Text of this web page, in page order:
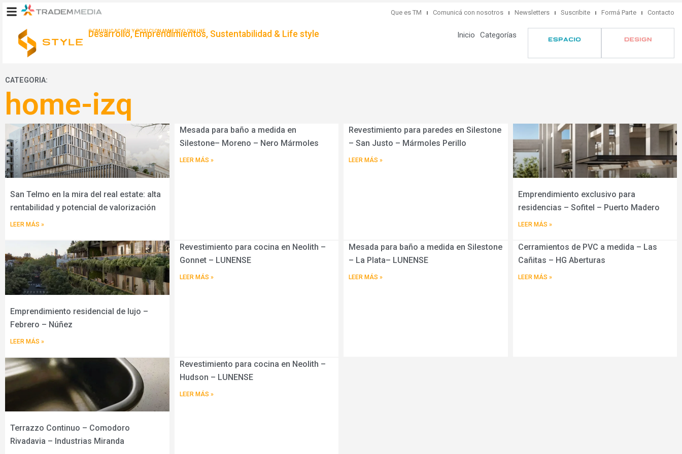
contenido
Que es TM Comunicá con nosotros Newsletters Suscribite Formá Parte Contacto
COMUNICACIÓN Y POSICIONAMIENTO ONLINE
Desarrollo, Emprendimientos, Sustentabilidad & Life style Inicio Categorías
CATEGORIA:
home-izq
San Telmo en la mira del real estate: alta
rentabilidad y potencial de valorización
LEER MÁS »
Mesada para baño a medida en
Silestone– Moreno – Nero Mármoles
LEER MÁS »
Revestimiento para paredes en Silestone
– San Justo – Mármoles Perillo
LEER MÁS »
Emprendimiento exclusivo para
residencias – Sofitel – Puerto Madero
LEER MÁS »
Emprendimiento residencial de lujo –
Febrero – Núñez
LEER MÁS »
Revestimiento para cocina en Neolith –
Gonnet – LUNENSE
LEER MÁS »
Mesada para baño a medida en Silestone
– La Plata– LUNENSE
LEER MÁS »
Cerramientos de PVC a medida – Las
Cañitas – HG Aberturas
LEER MÁS »
Terrazzo Continuo – Comodoro
Rivadavia – Industrias Miranda
Revestimiento para cocina en Neolith –
Hudson – LUNENSE
LEER MÁS »